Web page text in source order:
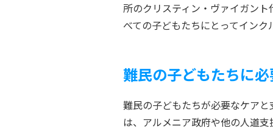
所のクリスティン・ヴァイガン
べての子どもたちにとってイン
難民の子どもたちに
難民の子どもたちが必要なケア
は、アルメニア政府や他の人道